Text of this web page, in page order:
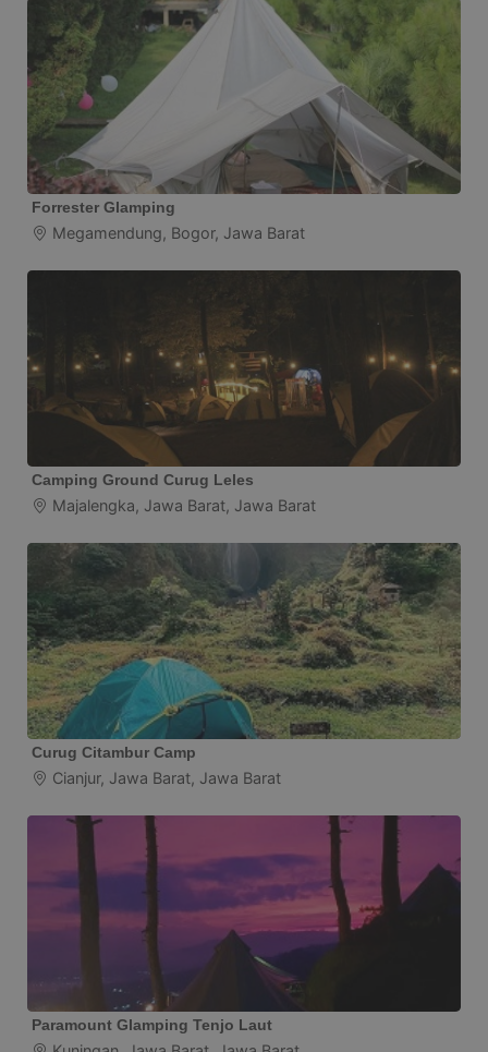
Forrester Glamping
Megamendung, Bogor, Jawa Barat
Camping Ground Curug Leles
Majalengka, Jawa Barat, Jawa Barat
Curug Citambur Camp
Cianjur, Jawa Barat, Jawa Barat
Paramount Glamping Tenjo Laut